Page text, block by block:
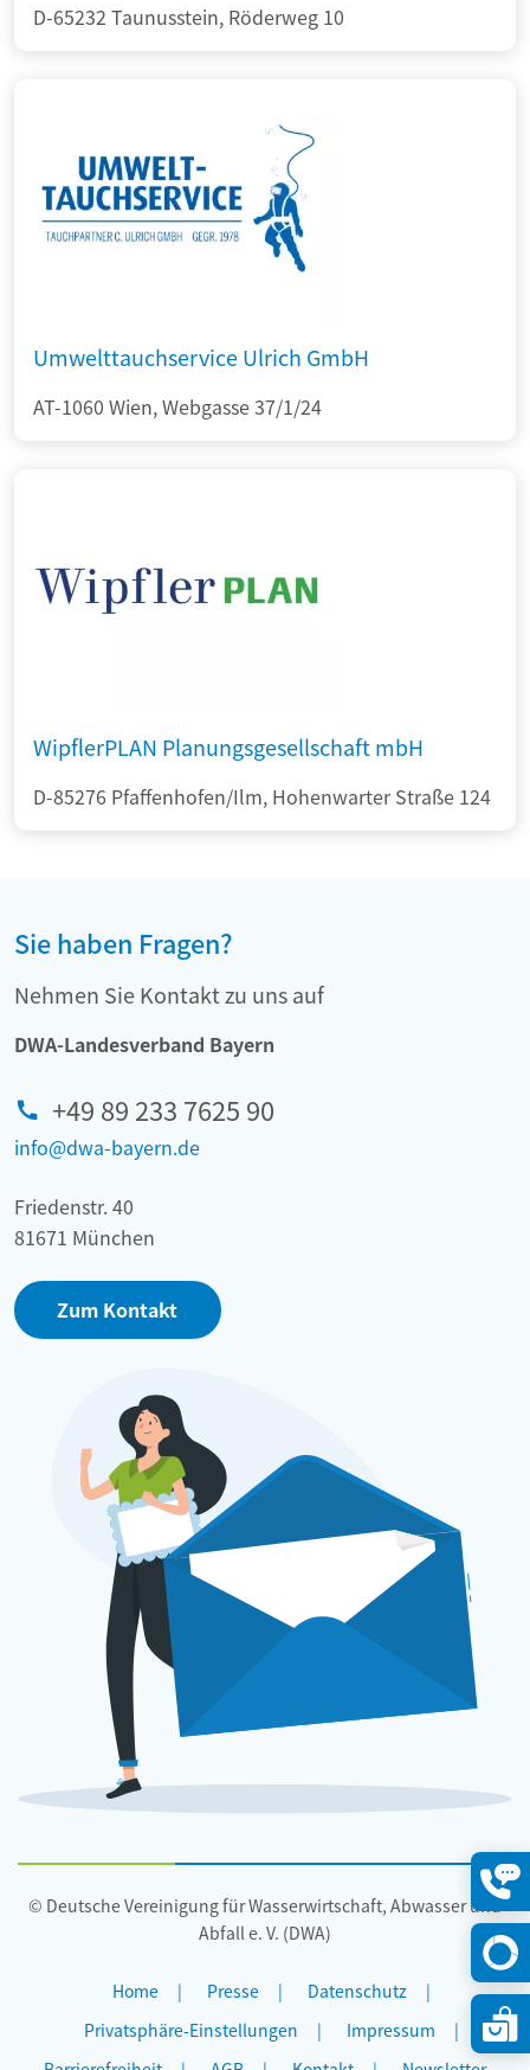
D-65232 Taunusstein, Röderweg 10
Umwelttauchservice Ulrich GmbH
AT-1060 Wien, Webgasse 37/1/24
WipflerPLAN Planungsgesellschaft mbH
D-85276 Pfaffenhofen/Ilm, Hohenwarter Straße 124
Sie haben Fragen?
Nehmen Sie Kontakt zu uns auf
DWA-Landesverband Bayern
+49 89 233 7625 90
info@dwa-bayern.de
Friedenstr. 40
81671 München
Zum Kontakt
© Deutsche Vereinigung für Wasserwirtschaft, Abwasser und
Abfall e. V. (DWA)
Home Presse
Datenschutz
Privatsphäre-Einstellungen
Impressum